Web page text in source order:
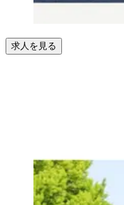
求人を見る